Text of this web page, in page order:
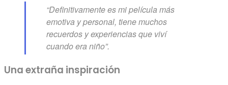
“Definitivamente es mi película más
emotiva y personal, tiene muchos
recuerdos y experiencias que viví
cuando era niño”.
Una extraña inspiración